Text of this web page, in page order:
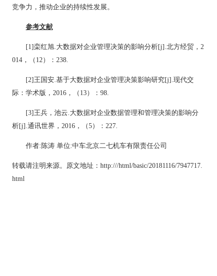
竞争力，推动企业的持续性发展。
参考文献
[1]栾红旭.大数据对企业管理决策的影响分析[j].北方经贸，2
014，（12）：238.
[2]王国安.基于大数据对企业管理决策影响研究[j].现代交
际：学术版，2016，（13）：98.
[3]王兵，池云.大数据对企业数据管理和管理决策的影响分
析[j].通讯世界，2016，（5）：227.
作者:陈涛 单位:中车北京二七机车有限责任公司
转载请注明来源。原文地址：http:///html/basic/20181116/7947717.
html